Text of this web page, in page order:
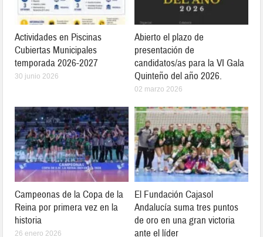
Actividades en Piscinas
Cubiertas Municipales
temporada 2026-2027
30 junio 2026
Abierto el plazo de
presentación de
candidatos/as para la VI Gala
Quinteño del año 2026.
02 marzo 2026
Campeonas de la Copa de la
Reina por primera vez en la
historia
26 enero 2026
El Fundación Cajasol
Andalucía suma tres puntos
de oro en una gran victoria
ante el líder